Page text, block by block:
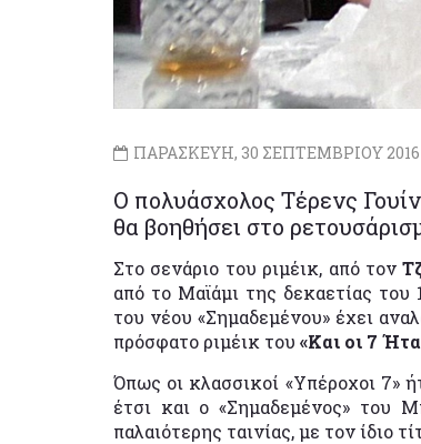
ΠΑΡΑΣΚΕΥΗ, 30 ΣΕΠΤΕΜΒΡΙΟΥ 2016
Ο πολυάσχολος Τέρενς
θα βοηθήσει στο
Στο σενάριο του ριμέικ, από τον
από το Μαϊάμι της δεκαετίας
του νέου «Σημαδεμένου» έχει
πρόσφατο ριμέικ του «Και οι 7
Όπως οι κλασσικοί «Υπέροχοι 7»
έτσι και ο «Σημαδεμένος» του
παλαιότερης ταινίας, με τον ίδιο